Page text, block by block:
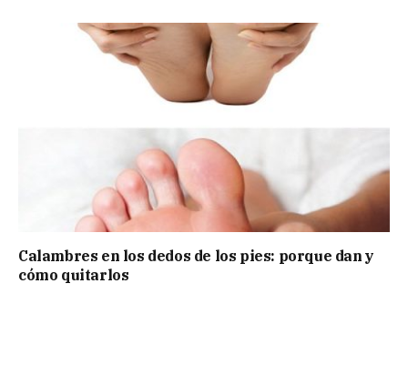
Calambres en los dedos de los pies: porque dan y
cómo quitarlos